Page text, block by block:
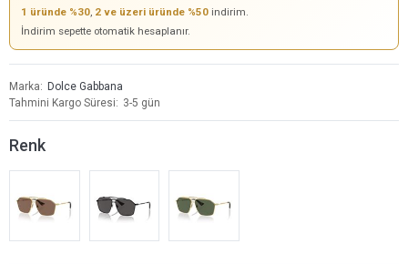
1 üründe %30, 2 ve üzeri üründe %50 indirim.
İndirim sepette otomatik hesaplanır.
Marka
Dolce Gabbana
Tahmini Kargo Süresi
3-5 gün
Renk